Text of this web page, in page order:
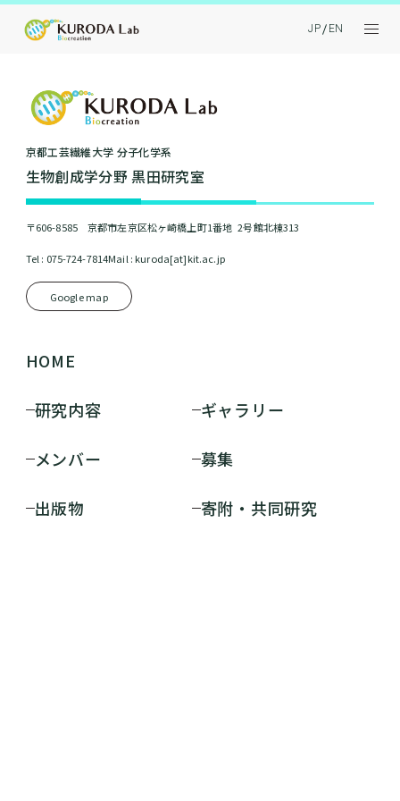
JP EN
京都⼯芸繊維⼤学 分⼦化学系
⽣物創成学分野 黒⽥研究室
〒606-8585 京都市左京区松ヶ崎橋上町1番地 2号館北棟313
Tel : 075-724-7814Mail : kuroda[at]kit.ac.jp
Google map
HOME
研究内容
メンバー
出版物
ギャラリー
募集
寄附・共同研究